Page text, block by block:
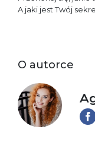
A jaki jest Twój
O autorce